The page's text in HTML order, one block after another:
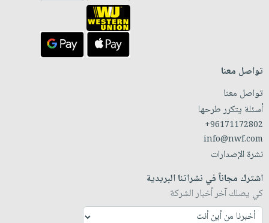
تواصل معنا
تواصل معنا
أسئلة يتكرر طرحها
+96171172802
info@nwf.com
نشرة الإصدارات
اشترك مجاناً في نشراتنا البريدية
كي يصلك آخر أخبار الشركة